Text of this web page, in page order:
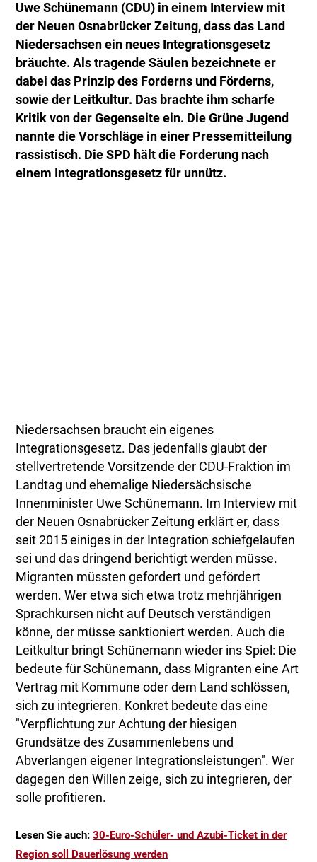
Uwe Schünemann (CDU) in einem Interview mit
der Neuen Osnabrücker Zeitung, dass das Land
Niedersachsen ein neues Integrationsgesetz
bräuchte. Als tragende Säulen bezeichnete er
dabei das Prinzip des Forderns und Förderns,
sowie der Leitkultur. Das brachte ihm scharfe
Kritik von der Gegenseite ein. Die Grüne Jugend
nannte die Vorschläge in einer Pressemitteilung
rassistisch. Die SPD hält die Forderung nach
einem Integrationsgesetz für unnütz.
Niedersachsen braucht ein eigenes
Integrationsgesetz. Das jedenfalls glaubt der
stellvertretende Vorsitzende der CDU-Fraktion im
Landtag und ehemalige Niedersächsische
Innenminister Uwe Schünemann. Im Interview mit
der Neuen Osnabrücker Zeitung erklärt er, dass
seit 2015 einiges in der Integration schiefgelaufen
sei und das dringend berichtigt werden müsse.
Migranten müssten gefordert und gefördert
werden. Wer etwa sich etwa trotz mehrjährigen
Sprachkursen nicht auf Deutsch verständigen
könne, der müsse sanktioniert werden. Auch die
Leitkultur bringt Schünemann wieder ins Spiel: Die
bedeute für Schünemann, dass Migranten eine Art
Vertrag mit Kommune oder dem Land schlössen,
sich zu integrieren. Konkret bedeute das eine
"Verpflichtung zur Achtung der hiesigen
Grundsätze des Zusammenlebens und
Abverlangen eigener Integrationsleistungen". Wer
dagegen den Willen zeige, sich zu integrieren, der
solle profitieren.
Lesen Sie auch:30-Euro-Schüler- und Azubi-Ticket in der
Region soll Dauerlösung werden